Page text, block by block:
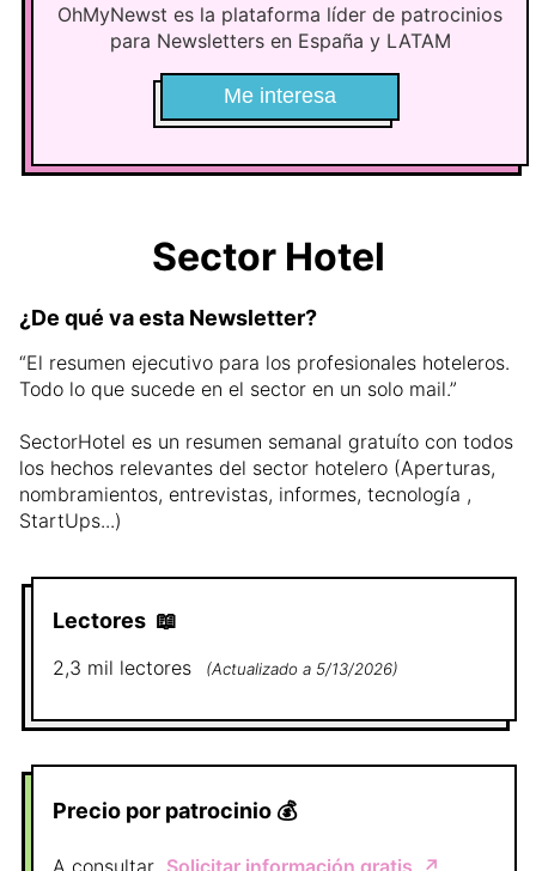
OhMyNewst es la plataforma líder de patrocinios
para Newsletters en España y LATAM
Me interesa
Sector Hotel
¿De qué va esta Newsletter?
“El resumen ejecutivo para los profesionales hoteleros.
Todo lo que sucede en el sector en un solo mail.”
SectorHotel es un resumen semanal gratuíto con todos
los hechos relevantes del sector hotelero (Aperturas,
nombramientos, entrevistas, informes, tecnología ,
StartUps...)
Lectores 📖
2,3 mil lectores (Actualizado a 5/13/2026)
Precio por patrocinio 💰